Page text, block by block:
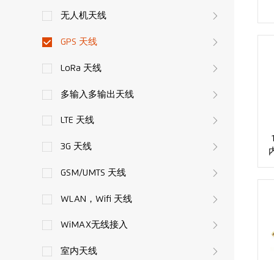
无人机天线
GPS 天线
LoRa 天线
多输入多输出天线
LTE 天线
3G 天线
GSM/UMTS 天线
WLAN，Wifi 天线
WiMAX无线接入
室内天线